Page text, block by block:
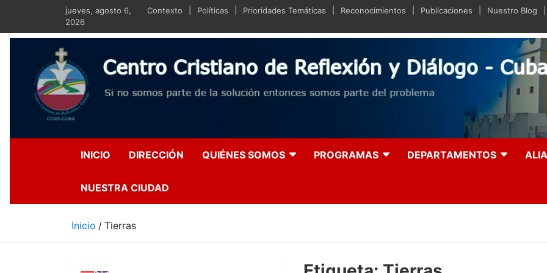
contenido
jueves, agosto 6,
2026
Contexto Políticas Prioridades Temáticas Reconocimientos Publicaciones Nuestro Blog
Centro Cristiano de Reflexión y
Si no somos parte de la solución entonces somos parte del problema
INICIO DIRECCIÓN QUIÉNES SOMOS PROGRAMAS DEPARTAMENTOS
NUESTRA CIUDAD
Inicio Tierras